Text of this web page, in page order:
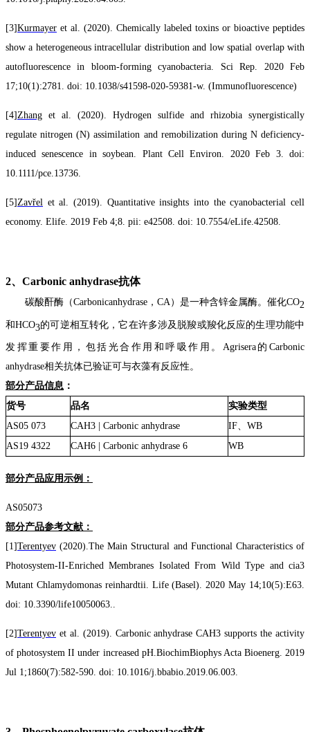
[3]Kurmayer et al. (2020). Chemically labeled toxins or bioactive peptides
show a heterogeneous intracellular distribution and low spatial overlap with
autofluorescence in bloom-forming cyanobacteria. Sci Rep. 2020 Feb
17;10(1):2781. doi: 10.1038/s41598-020-59381-w. (Immunofluorescence)
[4]Zhang et al. (2020). Hydrogen sulfide and rhizobia synergistically
regulate nitrogen (N) assimilation and remobilization during N deficiency-
induced senescence in soybean. Plant Cell Environ. 2020 Feb 3. doi:
10.1111/pce.13736.
[5]Zavřel et al. (2019). Quantitative insights into the cyanobacterial cell
economy. Elife. 2019 Feb 4;8. pii: e42508. doi: 10.7554/eLife.42508.
2、 Carbonic anhydrase抗体
碳酸酐酶 （Carbonicanhydrase，CA）是一种含锌金属酶。催化CO2
和HCO3的可逆相互转化，它在许多涉及脱羧或羧化反应的生理功能中
发挥重要作用，包括光合作用和呼吸作用。 Agrisera的Carbonic
anhydrase相关抗体已验证可与衣藻有反应性。
部分产品信息 ：
货号
品名
实验类型
AS05 073
CAH3 | Carbonic anhydrase
IF、WB
AS19 4322
CAH6 | Carbonic anhydrase 6 WB
部分产品应用示例：
AS05073
部分产品参考文献：
[1]Terentyev (2020).The Main Structural and Functional Characteristics of
Photosystem-II-Enriched Membranes Isolated From Wild Type and cia3
Mutant Chlamydomonas reinhardtii. Life (Basel). 2020 May 14;10(5):E63.
doi: 10.3390/life10050063..
[2]Terentyev et al. (2019). Carbonic anhydrase CAH3 supports the activity
of photosystem II under increased pH.BiochimBiophys Acta Bioenerg. 2019
Jul 1;1860(7):582-590. doi: 10.1016/j.bbabio.2019.06.003.